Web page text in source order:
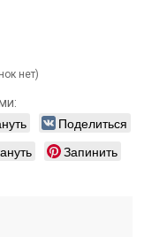
нет)
Поделиться
Запинить